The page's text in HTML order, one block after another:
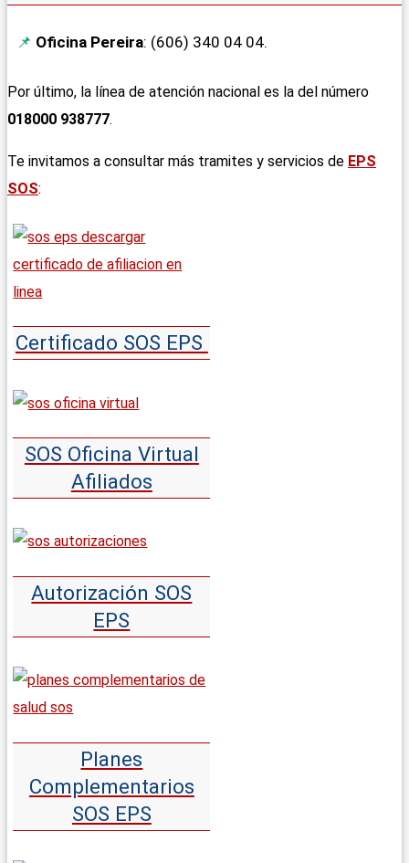
Oficina Pereira: (606) 340 04 04.
Por último, la línea de atención nacional es la del número
018000 938777.
Te invitamos a consultar más tramites y servicios de EPS
SOS:
Certificado SOS EPS
SOS Oficina Virtual
Afiliados
Autorización SOS
EPS
Planes
Complementarios
SOS EPS